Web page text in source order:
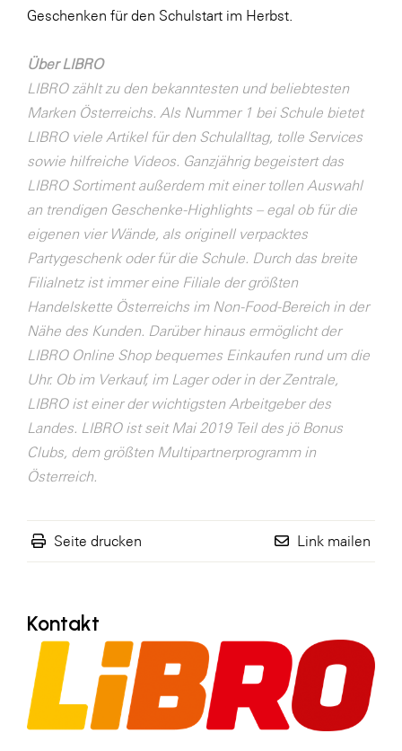
Lidl Österreich
Die Menü-Manufaktur
MTH Retail Group
OMV
PAGRO
PHH Rechtsanwält:innen
Salesforce
sebamed
SERVICE&MORE
SKINUANCE®
Sony DADC
STIHL Tirol
VALETTA
Verband Druck Medien Österreich
Wirtschaftskammer Salzburg
WKS Fachgruppe Fahrzeughandel und
Geschenken für den Schulstart im Herbst.
Über LIBRO
LIBRO zählt zu den bekanntesten und beliebtesten
Marken Österreichs. Als Nummer 1 bei Schule bietet
LIBRO viele Artikel für den Schulalltag, tolle Services
sowie hilfreiche Videos. Ganzjährig begeistert das
LIBRO Sortiment außerdem mit einer tollen Auswahl
an trendigen Geschenke-Highlights – egal ob für die
eigenen vier Wände, als originell verpacktes
Partygeschenk oder für die Schule. Durch das breite
Filialnetz ist immer eine Filiale der größten
Handelskette Österreichs im Non-Food-Bereich in der
Nähe des Kunden. Darüber hinaus ermöglicht der
LIBRO Online Shop bequemes Einkaufen rund um die
Uhr. Ob im Verkauf, im Lager oder in der Zentrale,
LIBRO ist einer der wichtigsten Arbeitgeber des
Landes. LIBRO ist seit Mai 2019 Teil des jö Bonus
Clubs, dem größten Multipartnerprogramm in
Österreich.
Seite drucken Link mailen
Kontakt